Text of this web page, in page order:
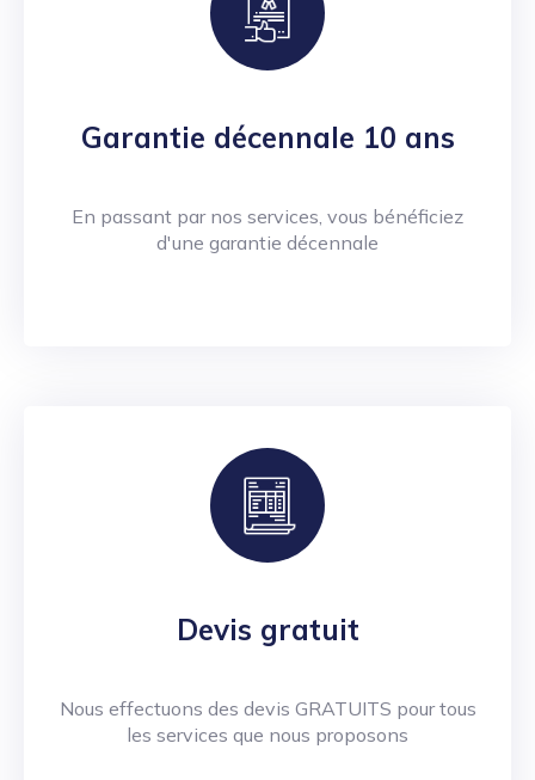
Garantie décennale 10 ans
En passant par nos services, vous bénéficiez
d'une garantie décennale
Devis gratuit
Nous effectuons des devis GRATUITS pour tous
les services que nous proposons